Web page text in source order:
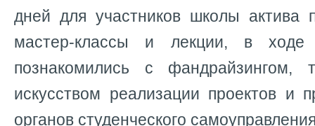
дней для участников школы актива
мастер-классы и лекции, в ходе
познакомились с фандрайзингом,
искусством реализации проектов и
органов студенческого